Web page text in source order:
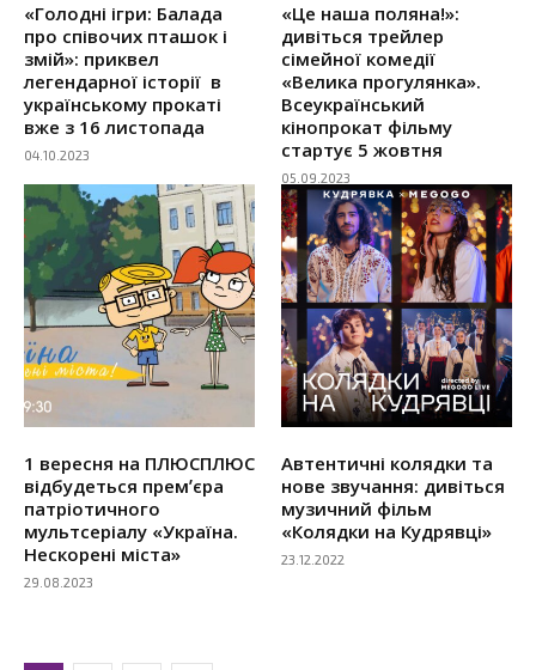
«Голодні ігри: Балада
про співочих пташок і
змій»: приквел
легендарної історії в
українському прокаті
вже з 16 листопада
04.10.2023
«Це наша поляна!»:
дивіться трейлер
сімейної комедії
«Велика прогулянка».
Всеукраїнський
кінопрокат фільму
стартує 5 жовтня
05.09.2023
1 вересня на ПЛЮСПЛЮС
відбудеться премʼєра
патріотичного
мультсеріалу «Україна.
Нескорені міста»
29.08.2023
Автентичні колядки та
нове звучання: дивіться
музичний фільм
«Колядки на Кудрявці»
23.12.2022